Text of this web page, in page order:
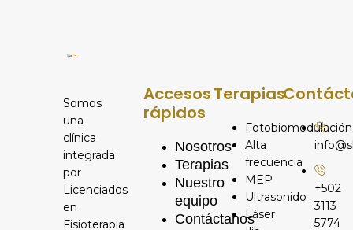
Somos
una
clínica
integrada
por
Licenciados
en
Fisioterapia
Accesos
rápidos
Nosotros
Terapias
Nuestro
equipo
Contáctanos
Terapias
Fotobiomodulación
Alta
frecuencia
MEP
Ultrasonido
Láser
+502
3113-
5774